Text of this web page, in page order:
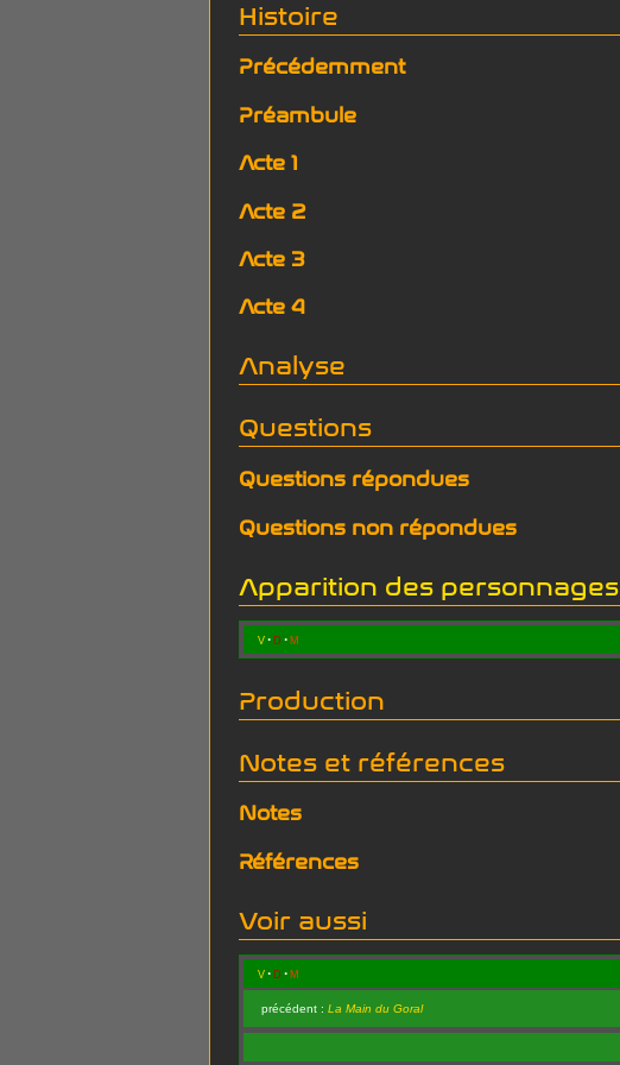
Histoire
Précédemment
Préambule
Acte 1
Acte 2
Acte 3
Acte 4
Analyse
Questions
Questions répondues
Questions non répondues
Apparition des personnages
v d m
Production
Notes et références
Notes
Références
Voir aussi
v d m
précédent :La Main du Goral